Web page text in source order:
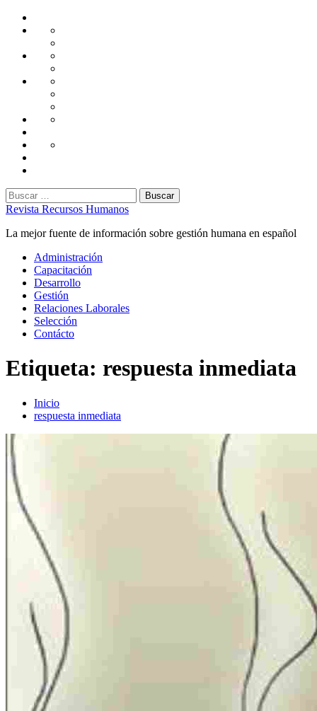
Saltar
Administración
Capacitación
Desarrollo
Gestión
Laborales
Selección
Buscar:
Revista Recursos Humanos
La mejor fuente de información sobre gestión humana en español
Menú
principal
Administración
Capacitación
Desarrollo
Gestión
Relaciones Laborales
Selección
Contácto
Etiqueta: respuesta inmediata
Inicio
respuesta inmediata